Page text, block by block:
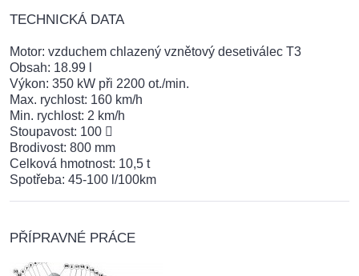
TECHNICKÁ DATA
Motor: vzduchem chlazený vznětový desetiválec T3
Obsah: 18.99 l
Výkon: 350 kW při 2200 ot./min.
Max. rychlost: 160 km/h
Min. rychlost: 2 km/h
Stoupavost: 100 
Brodivost: 800 mm
Celková hmotnost: 10,5 t
Spotřeba: 45-100 l/100km
PŘÍPRAVNÉ PRÁCE